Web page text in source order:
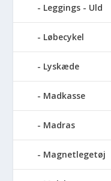
Leggings - Uld
Løbecykel
Lyskæde
Madkasse
Madras
Magnetlegetøj